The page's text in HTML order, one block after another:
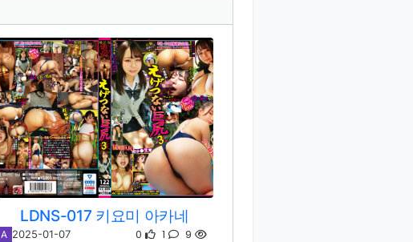
LDNS-017 키요미 아카네
A 2025-01-07 0 1 9